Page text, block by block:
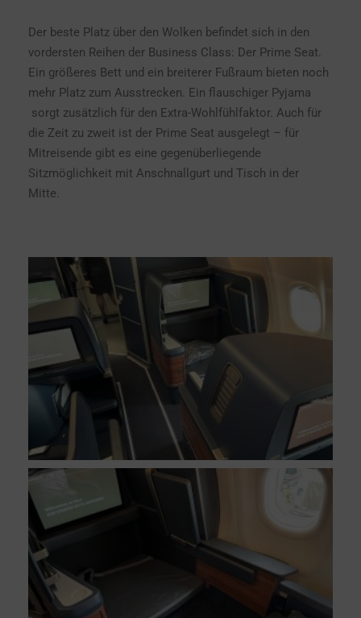
Der beste Platz über den Wolken befindet sich in den
vordersten Reihen der Business Class: Der Prime Seat.
Ein größeres Bett und ein breiterer Fußraum bieten noch
mehr Platz zum Ausstrecken. Ein flauschiger Pyjama
sorgt zusätzlich für den Extra-Wohlfühlfaktor. Auch für
die Zeit zu zweit ist der Prime Seat ausgelegt – für
Mitreisende gibt es eine gegenüberliegende
Sitzmöglichkeit mit Anschnallgurt und Tisch in der
Mitte.